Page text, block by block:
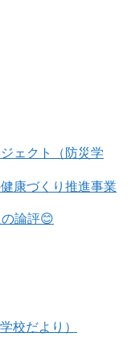
ェクト（防災学
康づくり推進事業
論評😊
校だより）